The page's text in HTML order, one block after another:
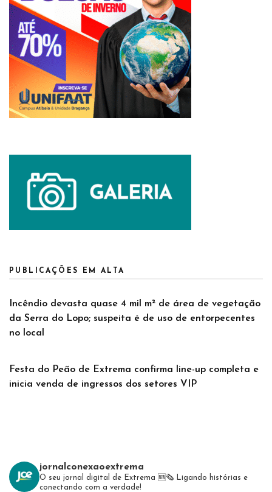
PUBLICAÇÕES EM ALTA
Incêndio devasta quase 4 mil m² de área de vegetação
da Serra do Lopo; suspeita é de uso de entorpecentes
no local
Festa do Peão de Extrema confirma line-up completa e
inicia venda de ingressos dos setores VIP
jornalconexaoextrema
O seu jornal digital de Extrema 🆕️🗞 Ligando histórias e
conectando com a verdade!